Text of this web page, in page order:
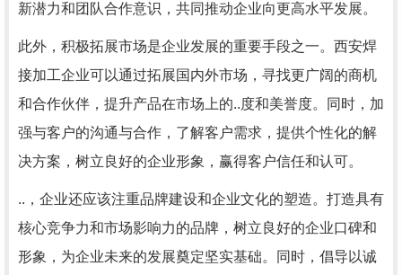
新潜力和团队合作意识，共同推动企业向更高水平发展。
此外，积极拓展市场是企业发展的重要手段之一。西安焊
接加工企业可以通过拓展国内外市场，寻找更广阔的商机
和合作伙伴，提升产品在市场上的..度和美誉度。同时，加
强与客户的沟通与合作，了解客户需求，提供个性化的解
决方案，树立良好的企业形象，赢得客户信任和认可。
..，企业还应该注重品牌建设和企业文化的塑造。打造具有
核心竞争力和市场影响力的品牌，树立良好的企业口碑和
形象，为企业未来的发展奠定坚实基础。同时，倡导以诚